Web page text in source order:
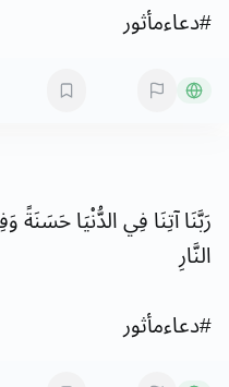
#دعاءمأثور
رَبَّنَاآتِنَافِيالدُّنْيَاحَسَنَةً
النَّارِ
#دعاءمأثور